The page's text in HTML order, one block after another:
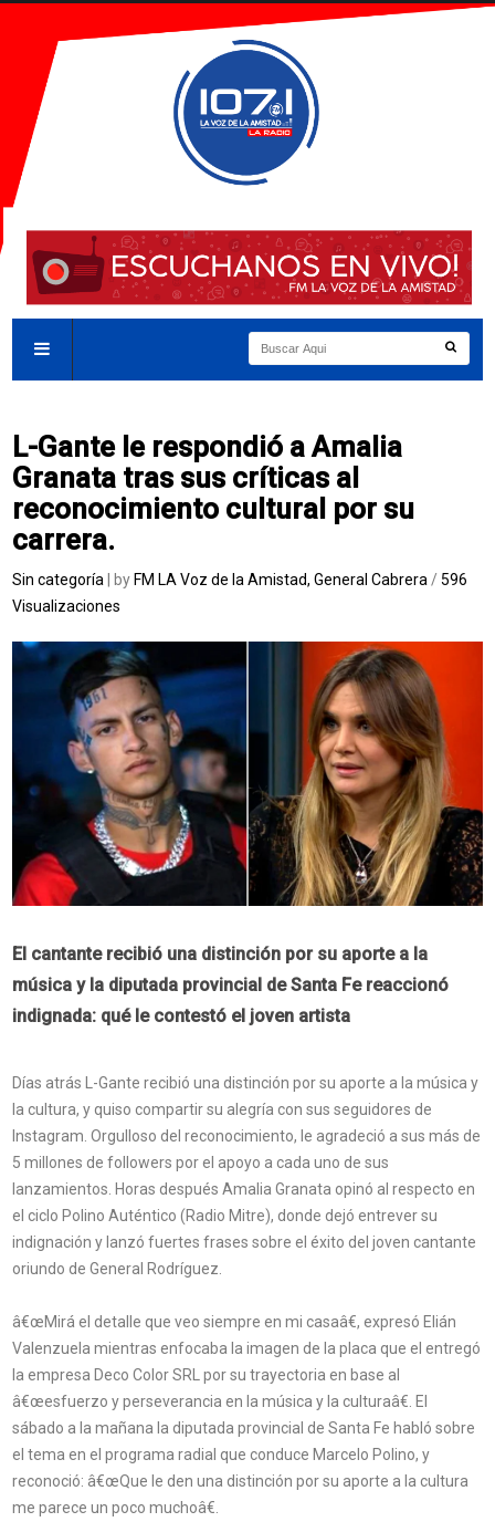
L-Gante le respondió a Amalia
Granata tras sus críticas al
reconocimiento cultural por su
carrera.
Sin categoría | by FM LA Voz de la Amistad, General Cabrera /596
Visualizaciones
El cantante recibió una distinción por su aporte a la
música y la diputada provincial de Santa Fe reaccionó
indignada: qué le contestó el joven artista
Días atrás L-Gante recibió una distinción por su aporte a la música y
la cultura, y quiso compartir su alegría con sus seguidores de
Instagram. Orgulloso del reconocimiento, le agradeció a sus más de
5 millones de followers por el apoyo a cada uno de sus
lanzamientos. Horas después Amalia Granata opinó al respecto en
el ciclo Polino Auténtico (Radio Mitre), donde dejó entrever su
indignación y lanzó fuertes frases sobre el éxito del joven cantante
oriundo de General Rodríguez.
â€œMirá el detalle que veo siempre en mi casaâ€, expresó Elián
Valenzuela mientras enfocaba la imagen de la placa que el entregó
la empresa Deco Color SRL por su trayectoria en base al
â€œesfuerzo y perseverancia en la música y la culturaâ€. El
sábado a la mañana la diputada provincial de Santa Fe habló sobre
el tema en el programa radial que conduce Marcelo Polino, y
reconoció: â€œQue le den una distinción por su aporte a la cultura
me parece un poco muchoâ€.